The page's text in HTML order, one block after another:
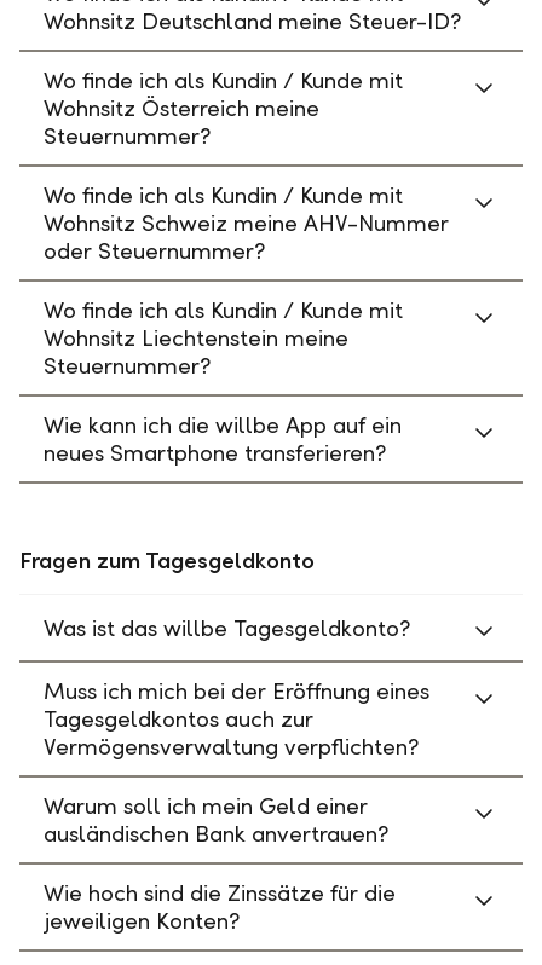
Wohnsitz Deutschland meine Steuer-ID?
Wo finde ich als Kundin / Kunde mit
Wohnsitz Österreich meine
Steuernummer?
Wo finde ich als Kundin / Kunde mit
Wohnsitz Schweiz meine AHV-Nummer
oder Steuernummer?
Wo finde ich als Kundin / Kunde mit
Wohnsitz Liechtenstein meine
Steuernummer?
Wie kann ich die willbe App auf ein
neues Smartphone transferieren?
Fragen zum Tagesgeldkonto
Was ist das willbe Tagesgeldkonto?
Muss ich mich bei der Eröffnung eines
Tagesgeldkontos auch zur
Vermögensverwaltung verpflichten?
Warum soll ich mein Geld einer
ausländischen Bank anvertrauen?
Wie hoch sind die Zinssätze für die
jeweiligen Konten?